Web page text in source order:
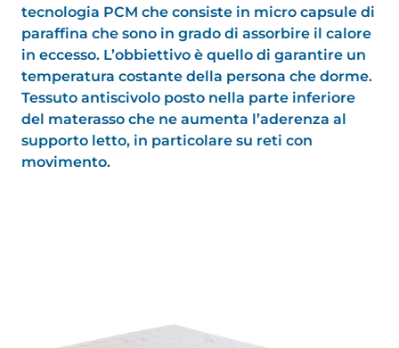
tecnologia PCM che consiste in micro capsule di
paraffina che sono in grado di assorbire il calore
in eccesso. L’obbiettivo è quello di garantire un
temperatura costante della persona che dorme.
Tessuto antiscivolo posto nella parte inferiore
del materasso che ne aumenta l’aderenza al
supporto letto, in particolare su reti con
movimento.